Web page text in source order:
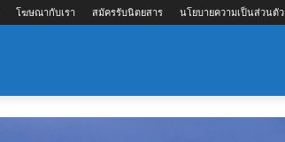
โฆษณากับเรา สมัครรับนิตยสาร นโยบายความเป็นส่วนตัว